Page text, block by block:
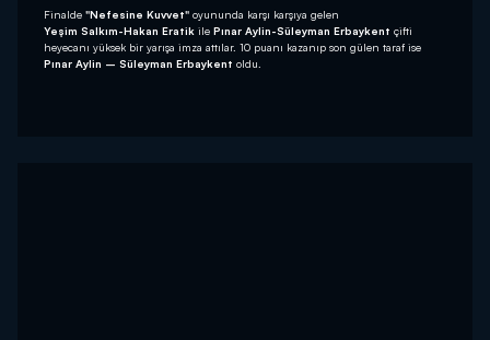
Finalde "Nefesine Kuvvet" oyununda karşı karşıya gelen
Yeşim Salkım-Hakan Eratik ile Pınar Aylin-Süleyman Erbaykent çifti
heyecanı yüksek bir yarışa imza attılar. 10 puanı kazanıp son gülen taraf ise
Pınar Aylin – Süleyman Erbaykent oldu.